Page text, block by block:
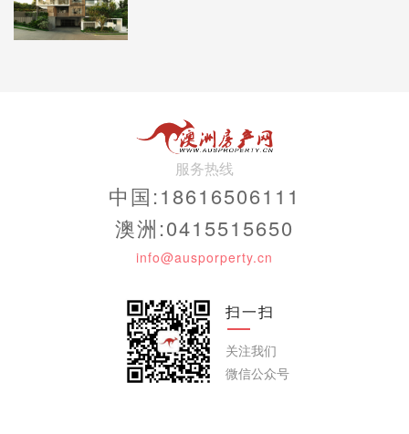
服务热线
中国:18616506111
澳洲:0415515650
info@ausporperty.cn
扫一扫
关注我们
微信公众号